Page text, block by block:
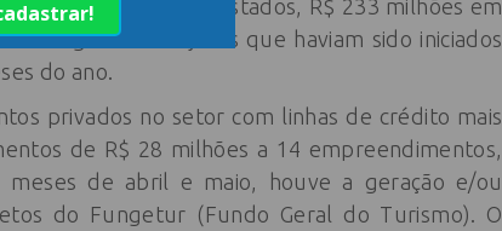
a municípios e estados, R$ 233 milhões em
de gestão. Projetos que haviam sido iniciados
do ano.
privados no setor com linhas de crédito mais
de R$ 28 milhões a 14 empreendimentos,
meses de abril e maio, houve a geração e/ou
do Fungetur (Fundo Geral do Turismo). O